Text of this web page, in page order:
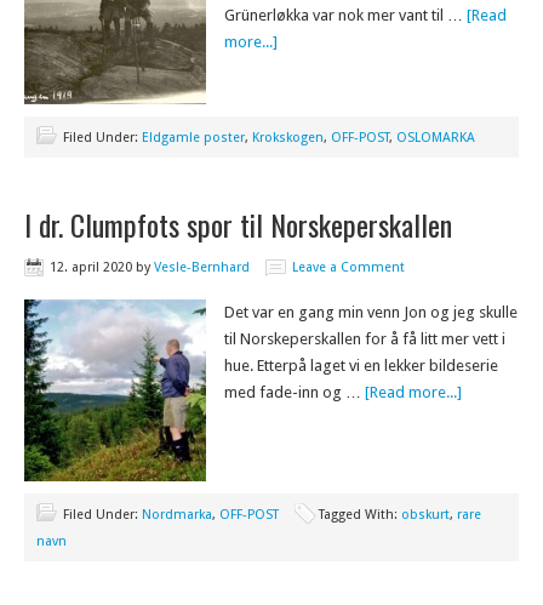
Grünerløkka var nok mer vant til … [Read
more...]
Filed Under: Eldgamle poster, Krokskogen, OFF-POST, OSLOMARKA
I dr. Clumpfots spor til Norskeperskallen
12. april 2020 byVesle-Bernhard Leave a Comment
Det var en gang min venn Jon og jeg skulle
til Norskeperskallen for å få litt mer vett i
hue. Etterpå laget vi en lekker bildeserie
med fade-inn og … [Read more...]
Filed Under: Nordmarka, OFF-POST Tagged With: obskurt, rare
navn